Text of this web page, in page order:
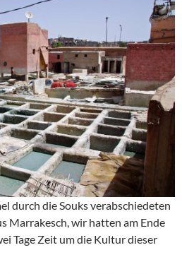
durch die Souks verabschiedeten
Marrakesch, wir hatten am Ende
Tage Zeit um die Kultur dieser